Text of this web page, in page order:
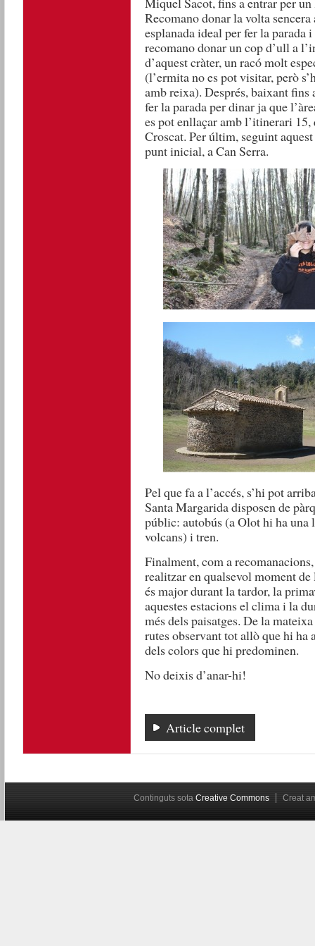
Recomano donar la volta
esplanada ideal per fer la
recomano donar un cop d’ull a
d’aquest cràter, un racó molt
(l’ermita no es pot visitar, però
amb reixa). Després, baixant fins
fer la parada per dinar ja que
es pot enllaçar amb l’itinerari
Croscat. Per últim, seguint
punt inicial, a Can Serra.
Pel que fa a l’accés, s’hi pot
Santa Margarida disposen de
públic: autobús (a Olot hi ha una
volcans) i tren.
Finalment, com a
realitzar en qualsevol moment de
és major durant la tardor, la
aquestes estacions el clima i la
més dels paisatges. De la
rutes observant tot allò que hi ha
dels colors que hi predominen.
No deixis d’anar-hi!
Article complet
Continguts sota Creative Commons Creat